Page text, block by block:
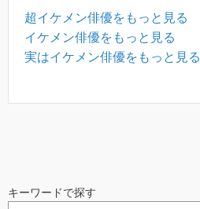
超イケメン俳優をもっと見る
イケメン俳優をもっと見る
実はイケメン俳優をもっと見る
キーワードで探す